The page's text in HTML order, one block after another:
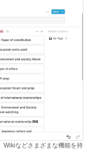
Wikiなどさまざまな機能を持